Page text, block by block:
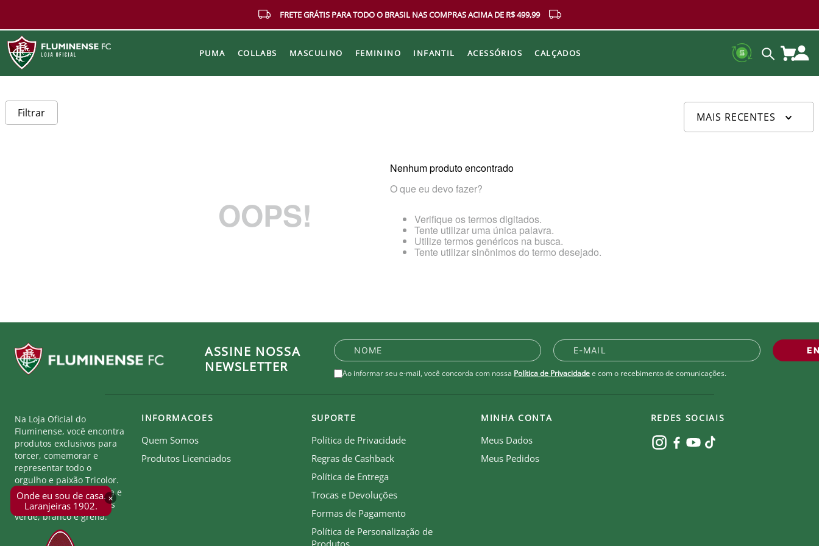
FRETE GRÁTIS PARA TODO O BRASIL NAS COMPRAS ACIMA DE R$ 499,99
PUMA COLLABS MASCULINO FEMININO INFANTIL ACESSÓRIOS CALÇADOS
×
Onde eu sou de casa.
Laranjeiras 1902.
Filtrar MAIS RECENTES
OOPS!
Nenhum produto encontrado
O que eu devo fazer?
Verifique os termos digitados.
Tente utilizar uma única palavra.
Utilize termos genéricos na busca.
Tente utilizar sinônimos do termo desejado.
ASSINE NOSSA
NEWSLETTER
Ao informar seu e-mail, você concorda com nossa Política de Privacidadee com o recebimento de comunicações.
Na Loja Oficial do
Fluminense, você encontra
produtos exclusivos para
torcer, comemorar e
representar todo o
orgulho e paixão Tricolor.
Seja parte desta história e
mostre a força das cores
verde, branco e grená.
INFORMACOES
Quem Somos
Produtos Licenciados
SUPORTE
Política de Privacidade
Regras de Cashback
Política de Entrega
Trocas e Devoluções
Formas de Pagamento
Política de Personalização de
Produtos
MINHA CONTA
Meus Dados
Meus Pedidos
REDES SOCIAIS